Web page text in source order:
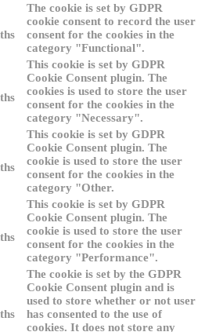
The cookie is set by GDPR
cookie consent to record the user
consent for the cookies in the
category "Functional".
This cookie is set by GDPR
Cookie Consent plugin. The
cookies is used to store the user
consent for the cookies in the
category "Necessary".
This cookie is set by GDPR
Cookie Consent plugin. The
cookie is used to store the user
consent for the cookies in the
category "Other.
This cookie is set by GDPR
Cookie Consent plugin. The
cookie is used to store the user
consent for the cookies in the
category "Performance".
The cookie is set by the GDPR
Cookie Consent plugin and is
used to store whether or not user
has consented to the use of
cookies. It does not store any